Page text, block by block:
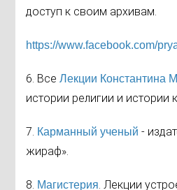
доступ к своим архивам.
https://www.facebook.com/
6. ВсеЛекции Константина
истории религии и истории
7. Карманный ученый -
жираф».
8. Магистерия. Лекции